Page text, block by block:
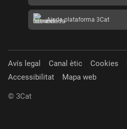
Ajuda plataforma 3Cat
Avís legal Canal ètic Cookies
Accessibilitat
Mapa web
© 3Cat